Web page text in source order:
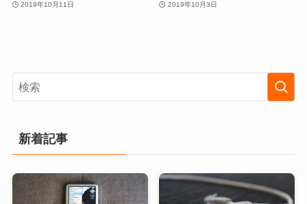
2019年10月11日 2019年10月3日
新着記事